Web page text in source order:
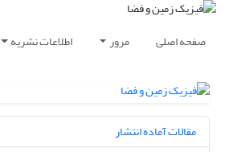
صفحه اصلی مرور اطلاعات نشریه
مقالات آماده انتشار